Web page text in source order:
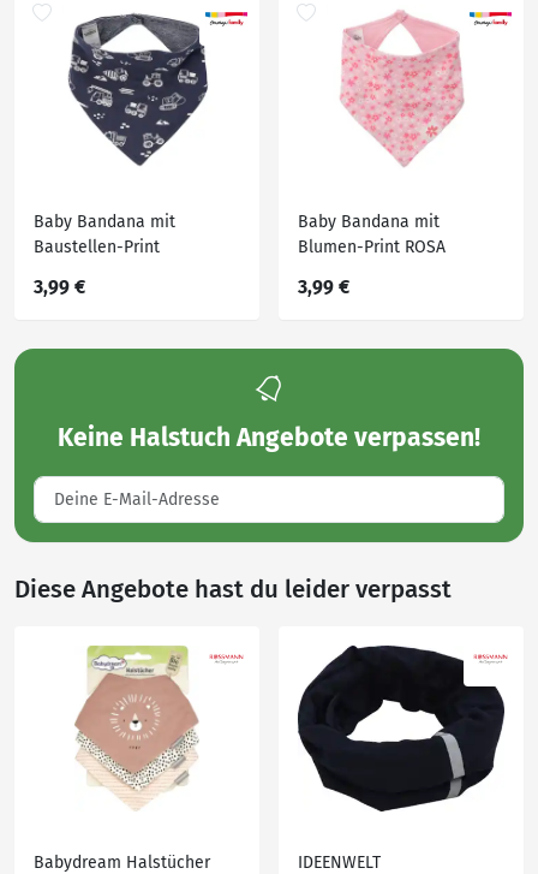
Baby Bandana mit
Baustellen-Print
3,99 €
Baby Bandana mit
Blumen-Print ROSA
3,99 €
Keine Halstuch Angebote verpassen!
Diese Angebote hast du leider verpasst
Babydream Halstücher
IDEENWELT